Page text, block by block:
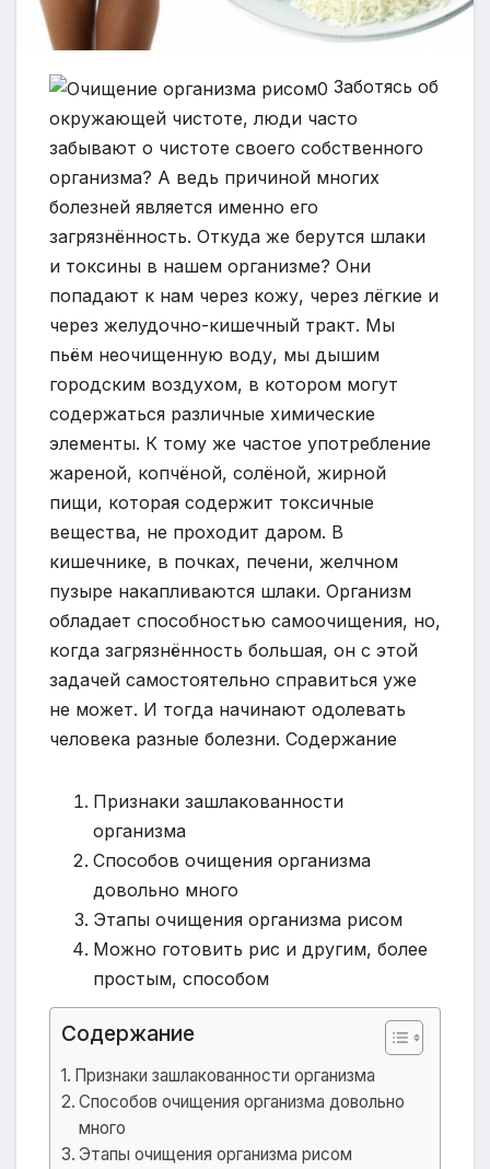
Заботясь об
окружающей чистоте, люди часто
забывают о чистоте своего собственного
организма? А ведь причиной многих
болезней является именно его
загрязнённость. Откуда же берутся шлаки
и токсины в нашем организме? Они
попадают к нам через кожу, через лёгкие и
через желудочно-кишечный тракт. Мы
пьём неочищенную воду, мы дышим
городским воздухом, в котором могут
содержаться различные химические
элементы. К тому же частое употребление
жареной, копчёной, солёной, жирной
пищи, которая содержит токсичные
вещества, не проходит даром. В
кишечнике, в почках, печени, желчном
пузыре накапливаются шлаки. Организм
обладает способностью самоочищения, но,
когда загрязнённость большая, он с этой
задачей самостоятельно справиться уже
не может. И тогда начинают одолевать
человека разные болезни. Содержание
Признаки зашлакованности
организма
Способов очищения организма
довольно много
Этапы очищения организма рисом
Можно готовить рис и другим, более
простым, способом
Содержание
Признаки зашлакованности организма
Способов очищения организма довольно
много
Этапы очищения организма рисом